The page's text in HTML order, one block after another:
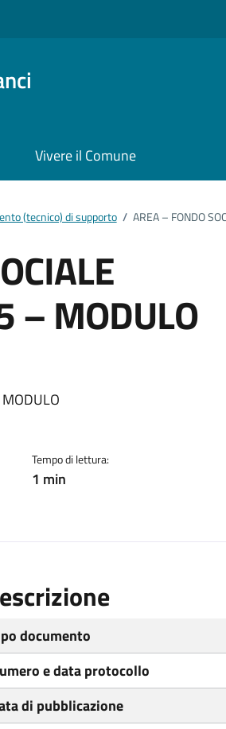
Vivere il Comune
(tecnico) di supporto / AREA – FONDO
– MODULO
Tempo di lettura:
1 min
documento
e data protocollo
di pubblicazione